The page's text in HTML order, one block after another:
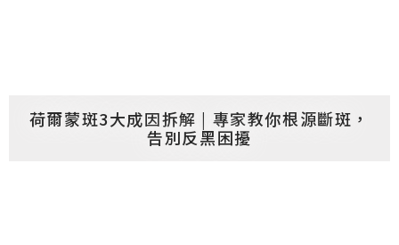
荷爾蒙斑3大成因拆解 | 專家教你根源斷斑，
告別反黑困擾